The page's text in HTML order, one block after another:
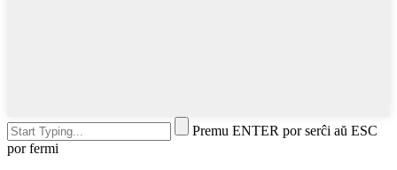
Premu ENTER por serĉi aŭ ESC
por fermi